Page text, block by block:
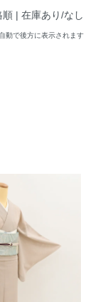
順 | 在庫あり/なし
動で後方に表示されます